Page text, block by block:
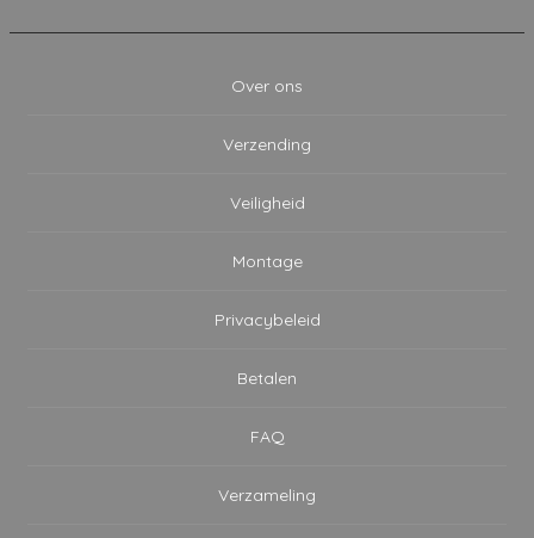
Over ons
Verzending
Veiligheid
Montage
Privacybeleid
Betalen
FAQ
Verzameling